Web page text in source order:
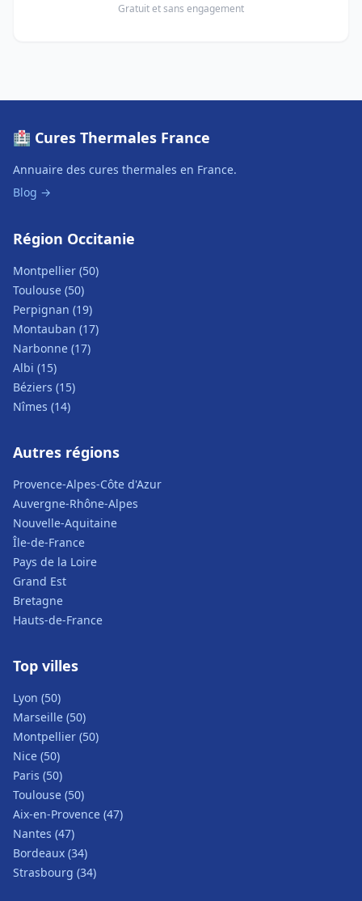
Gratuit et sans engagement
🏥 Cures Thermales France
Annuaire des cures thermales en France.
Blog →
Région Occitanie
Montpellier (50)
Toulouse (50)
Perpignan (19)
Montauban (17)
Narbonne (17)
Albi (15)
Béziers (15)
Nîmes (14)
Autres régions
Provence-Alpes-Côte d'Azur
Auvergne-Rhône-Alpes
Nouvelle-Aquitaine
Île-de-France
Pays de la Loire
Grand Est
Bretagne
Hauts-de-France
Top villes
Lyon (50)
Marseille (50)
Montpellier (50)
Nice (50)
Paris (50)
Toulouse (50)
Aix-en-Provence (47)
Nantes (47)
Bordeaux (34)
Strasbourg (34)